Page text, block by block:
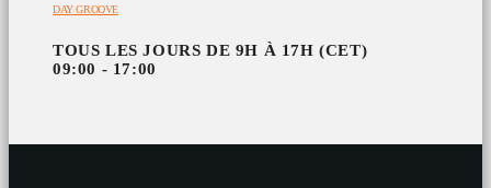
DAY GROOVE
TOUS LES JOURS DE 9H À 17H (CET)
09:00 - 17:00